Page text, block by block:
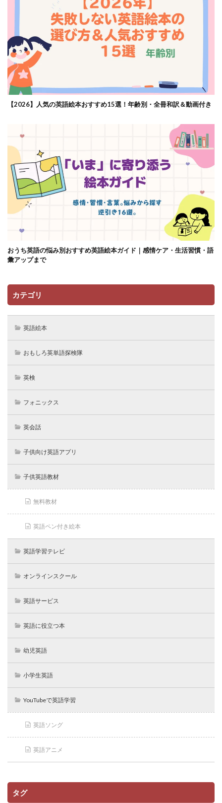
【2026】人気の英語絵本おすすめ15選！年齢別・全冊和訳＆動画付き
おうち英語の悩み別おすすめ英語絵本ガイド｜感情ケア・生活習慣・語
彙アップまで
カテゴリ
英語絵本
おもしろ英単語探検隊
英検
フォニックス
英会話
子供向け英語アプリ
子供英語教材
無料教材
英語ペン付き絵本
英語学習テレビ
オンラインスクール
英語サービス
英語に役立つ本
幼児英語
小学生英語
YouTubeで英語学習
英語ソング
英語アニメ
タグ